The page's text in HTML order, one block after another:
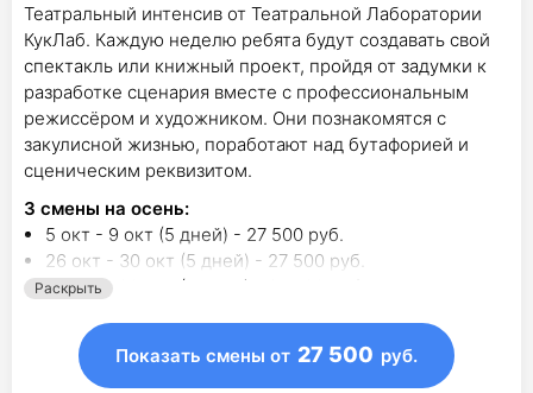
Театральный интенсив от Театральной Лаборатории
КукЛаб. Каждую неделю ребята будут создавать свой
спектакль или книжный проект, пройдя от задумки к
разработке сценария вместе с профессиональным
режиссёром и художником. Они познакомятся с
закулисной жизнью, поработают над бутафорией и
сценическим реквизитом.
3 смены на осень:
5 окт - 9 окт (5 дней) - 27 500 руб.
26 окт - 30 окт (5 дней) - 27 500 руб.
16 ноя - 20 ноя (5 дней) - 27 500 руб.
смена на другие сезоны:
17 авг - 21 авг (5 дн.) - 24 750 руб.
Раскрыть
Показать смены от 27 500 руб.